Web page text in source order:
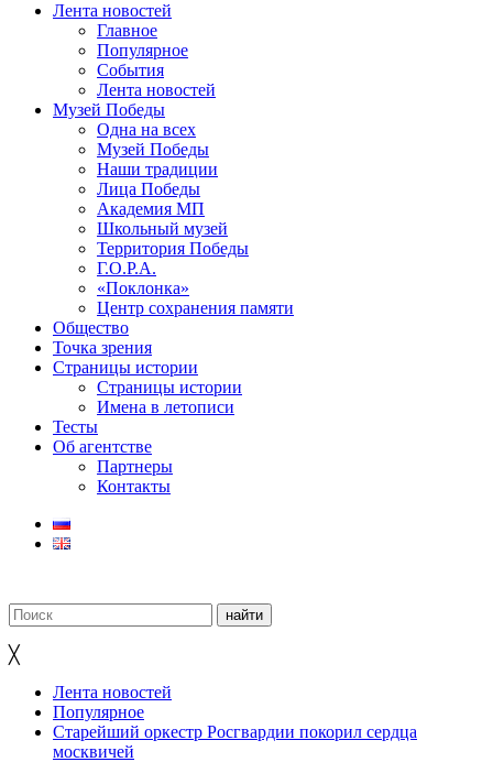
Лента новостей
Главное
Популярное
События
Лента новостей
Музей Победы
Одна на всех
Музей Победы
Наши традиции
Лица Победы
Академия МП
Школьный музей
Территория Победы
Г.О.Р.А.
«Поклонка»
Центр сохранения памяти
Общество
Точка зрения
Страницы истории
Страницы истории
Имена в летописи
Тесты
Об агентстве
Партнеры
Контакты
╳
Лента новостей
Популярное
Старейший оркестр Росгвардии покорил сердца
москвичей